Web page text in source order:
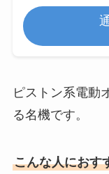
ピストン系電動
る名機です。
こんな人におす